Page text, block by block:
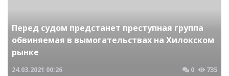
Перед судом предстанет преступная группа
обвиняемая в вымогательствах на Хилокском
рынке
24.03.2021 00:26 0 735